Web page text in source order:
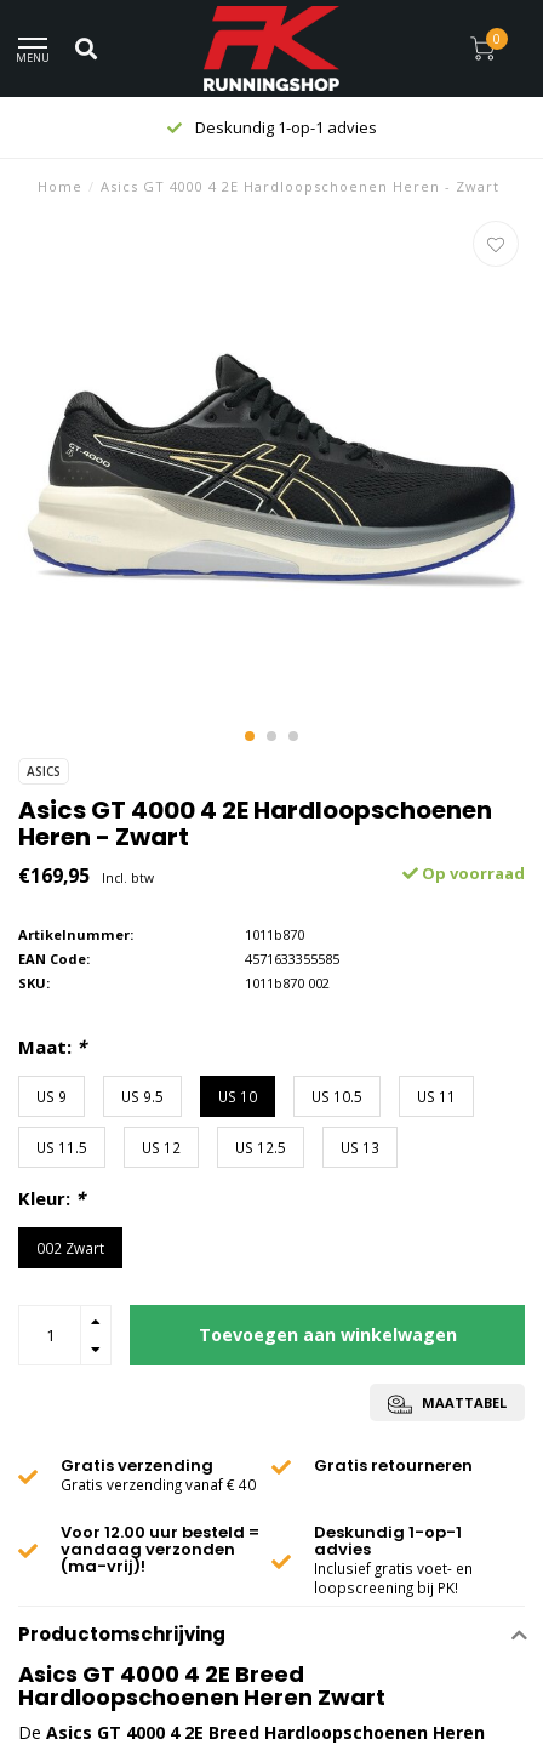
MENU
0
Deskundig 1-op-1 advies
Home / Asics GT 4000 4 2E Hardloopschoenen Heren - Zwart
ASICS
Asics GT 4000 4 2E Hardloopschoenen
Heren - Zwart
€169,95 Incl. btw Op voorraad
Artikelnummer:
1011b870
EAN Code:
4571633355585
SKU:
1011b870 002
Maat: *
US 9 US 9.5 US 10 US 10.5 US 11
US 11.5 US 12 US 12.5 US 13
Kleur: *
002 Zwart
Toevoegen aan winkelwagen
MAATTABEL
Gratis verzending
Gratis verzending vanaf € 40
Gratis retourneren
Voor 12.00 uur besteld =
vandaag verzonden
(ma-vrij)!
Deskundig 1-op-1
advies
Inclusief gratis voet- en
loopscreening bij PK!
Productomschrijving
Asics GT 4000 4 2E Breed
Hardloopschoenen Heren Zwart
De Asics GT 4000 4 2E Breed Hardloopschoenen Heren